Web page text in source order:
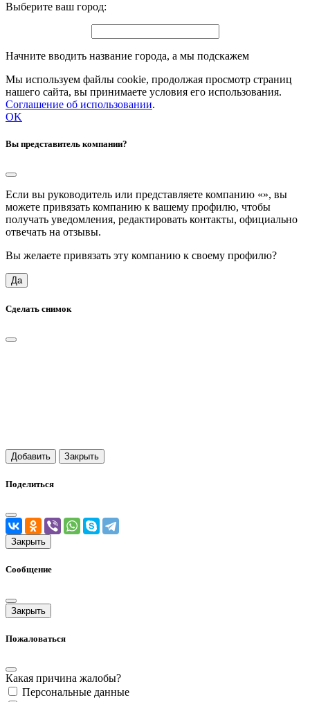
Выберите ваш город:
Начните вводить название города, а мы подскажем
Мы используем файлы cookie, продолжая просмотр страниц
нашего сайта, вы принимаете условия его использования.
Соглашение об использовании.
OK
Вы представитель компании?
Если вы руководитель или представляете компанию «», вы
можете привязать компанию к вашему профилю, чтобы
получать уведомления, редактировать контакты, официально
отвечать на отзывы.
Вы желаете привязать эту компанию к своему профилю?
Да
Сделать снимок
Добавить Закрыть
Поделиться
Закрыть
Сообщение
Закрыть
Пожаловаться
Какая причина жалобы?
Персональные данные